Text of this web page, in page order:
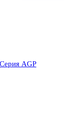
Серия AGP